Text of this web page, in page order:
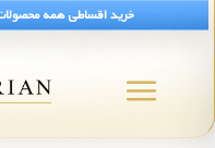
خرید اقساطی همه